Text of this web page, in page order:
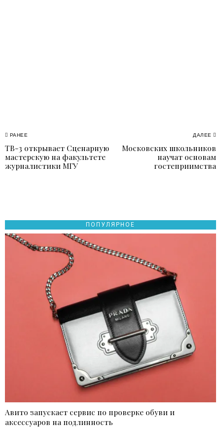
Навигация
по
записям
РАНЕЕ
Previous
post:
ТВ-3 открывает Сценарную
мастерскую на факультете
журналистики МГУ
ДАЛЕЕ
Московских школьников
научат основам
гостеприимства
ПОПУЛЯРНОЕ
Авито запускает сервис по проверке обуви и
аксессуаров на подлинность